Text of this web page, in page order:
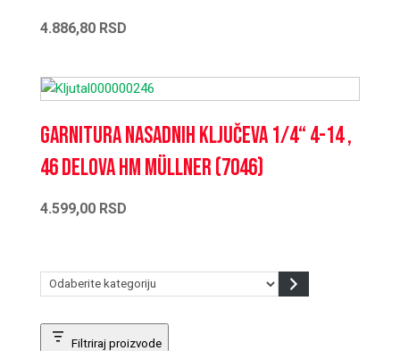
4.886,80 RSD
Garnitura nasadnih ključeva 1/4“ 4-14 ,
46 delova HM Müllner (7046)
4.599,00 RSD
Odaberite
Filtriraj proizvode